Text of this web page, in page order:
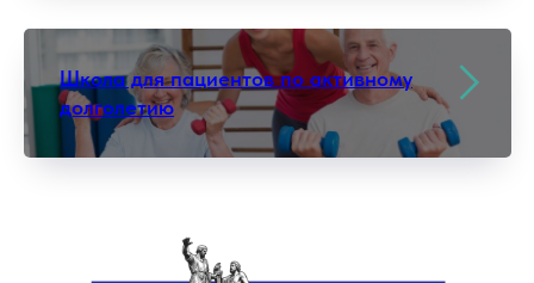
Школа для пациентов по активному
долголетию